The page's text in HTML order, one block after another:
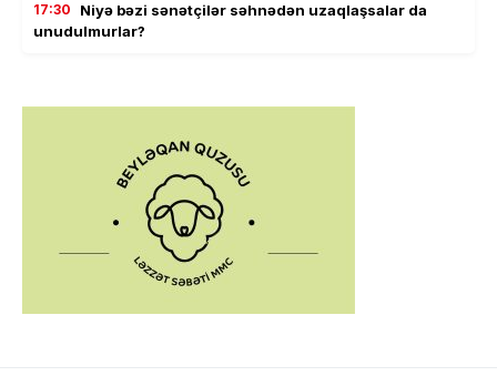
17:30
Niyə bəzi sənətçilər səhnədən uzaqlaşsalar da
unudulmurlar?